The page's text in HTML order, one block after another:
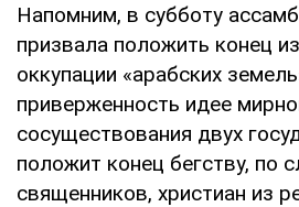
Напомним, в субботу
призвала положить конец
оккупации «арабских
приверженность идее
сосуществования двух
положит конец бегству, по
священников, христиан из